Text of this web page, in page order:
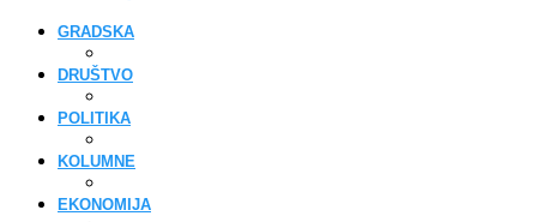
GRADSKA
DRUŠTVO
POLITIKA
KOLUMNE
EKONOMIJA